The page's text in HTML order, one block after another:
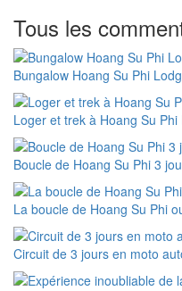
Tous les
Bungalow Hoang Su Phi
Loger et trek à Hoang Su Phi
Boucle de Hoang Su Phi 3
La boucle de Hoang Su Phi
Circuit de 3 jours en moto